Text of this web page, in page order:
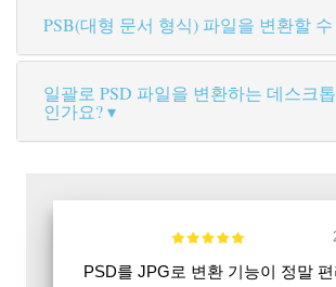
PSB(대형 문서 형식) 파일을 변환할
일괄로 PSD 파일을 변환하는 데스크
인가요?
PSD를 JPG로 변환 기능이 정말